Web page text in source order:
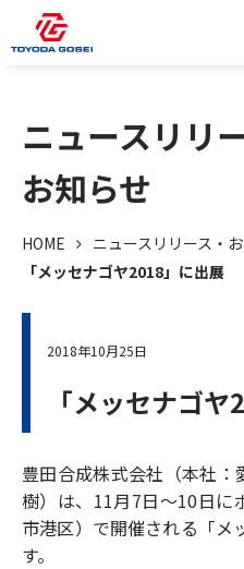
ニュースリリ
お知らせ
HOME
ニュースリリース・
「メッセナゴヤ2018」に出展
2018年10月25日
「メッセナゴ
豊田合成株式会社（本社
樹）は、11月7日～10日に
市港区）で開催される「メ
す。